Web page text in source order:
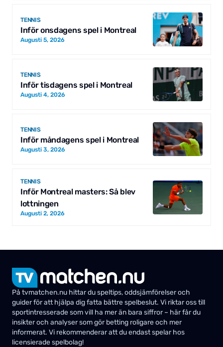
TENNIS
Inför onsdagens spel i Montreal
Augusti 5, 2026
TENNIS
Inför tisdagens spel i Montreal
Augusti 4, 2026
TENNIS
Inför måndagens spel i Montreal
Augusti 3, 2026
TENNIS
Inför Montreal masters: Så blev
lottningen
Augusti 2, 2026
På tvmatchen.nu hittar du speltips, oddsjämförelser och
guider för att hjälpa dig fatta bättre spelbeslut. Vi riktar oss till
sportintresserade som vill ha mer än bara siffror – här får du
insikter och analyser som gör betting roligare och mer
informerat. Vi rekommenderar att du endast spelar hos
licensierade spelbolag!